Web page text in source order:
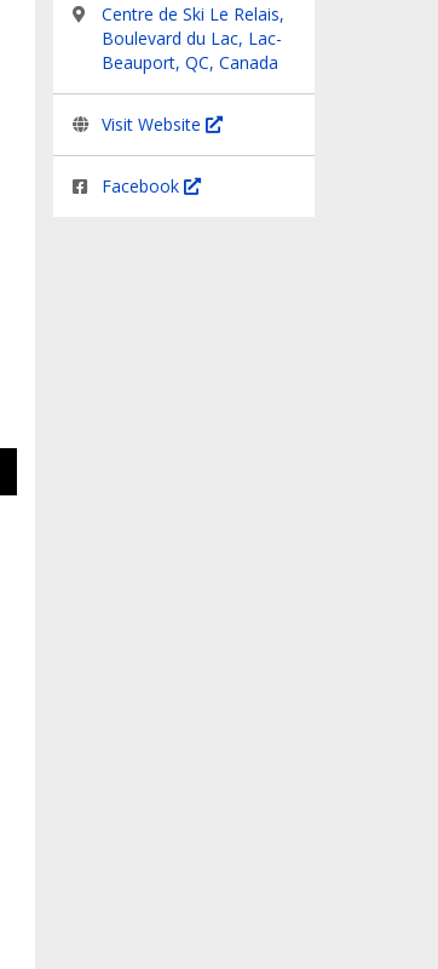
Centre de Ski Le Relais,
Boulevard du Lac, Lac-
Beauport, QC, Canada
Visit Website
Facebook